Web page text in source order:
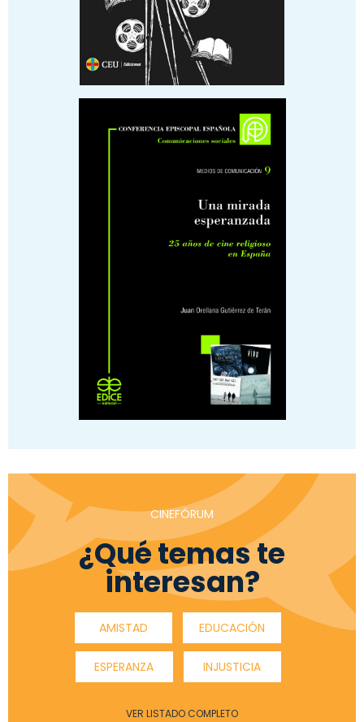
CINEFÓRUM
¿Qué temas te
interesan?
AMISTAD EDUCACIÓN
ESPERANZA INJUSTICIA
VER LISTADO COMPLETO